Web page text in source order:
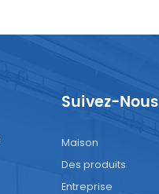
Suivez-Nous
Maison
Des produits
Entreprise